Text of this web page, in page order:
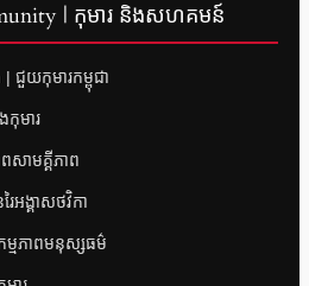
| កុមារ និងសហគមន៍
ជួយកុមារកម្ពុជា
មារ
សាមគ្គីភាព
អង្គាសថវិកា
មភាពមនុស្សធម៌